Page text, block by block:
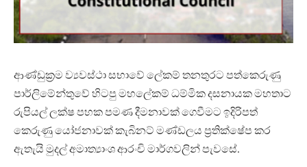
ආණ්ඩුක්‍රම ව්‍යවස්ථා සභාවේ ලේකම් තනතුරට පත්කෙරුණු
පාර්ලිමේන්තුවේ හිටපු මහලේකම් ධම්මික දසනායක මහතාට
රුපියල් ලක්ෂ පහක පමණ දීමනාවක් ගෙවීමට ඉදිරිපත්
කෙරුණු යෝජනාවක් කැබිනට් මණ්ඩලය ප්‍රතික්ෂේප කර
ඇතැයි මුදල් අමාත්‍යාංශ ආරංචි මාර්ගවලින් පැවසේ.